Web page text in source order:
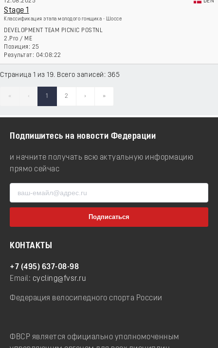
Stage 1
Классификация этапа молодого гонщика - Шоссе
DEVELOPMENT TEAM PICNIC POSTNL
2.Pro / ME
25
04:08:22
Страница 1 из 19. Всего записей: 365
« ‹ 1 2 › »
Подпишитесь на новости Федерации
и начните получать всю актуальную информацию
прямо сейчас
КОНТАКТЫ
+7 (495) 637-08-98
Email: cycling@fvsr.ru
Федерация велосипедного спорта России
ФВСР является официально уполномоченным